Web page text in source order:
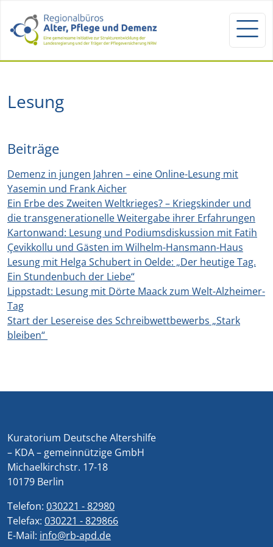
Lesung
Beiträge
Demenz in jungen Jahren – eine Online-Lesung mit
Yasemin und Frank Aicher
Ein Erbe des Zweiten Weltkrieges? – Kriegskinder und
die transgenerationelle Weitergabe ihrer Erfahrungen
Kartonwand: Lesung und Podiumsdiskussion mit Fatih
Çevikkollu und Gästen im Wilhelm-Hansmann-Haus
Lesung mit Helga Schubert in Oelde: „Der heutige Tag.
Ein Stundenbuch der Liebe“
Lippstadt: Lesung mit Dörte Maack zum Welt-Alzheimer-
Tag
Start der Lesereise des Schreibwettbewerbs „Stark
bleiben“
Kuratorium Deutsche Altershilfe
– KDA – gemeinnützige GmbH
Michaelkirchstr. 17-18
10179 Berlin
Telefon: 030221 - 82980
Telefax: 030221 - 829866
E-Mail: info@rb-apd.de